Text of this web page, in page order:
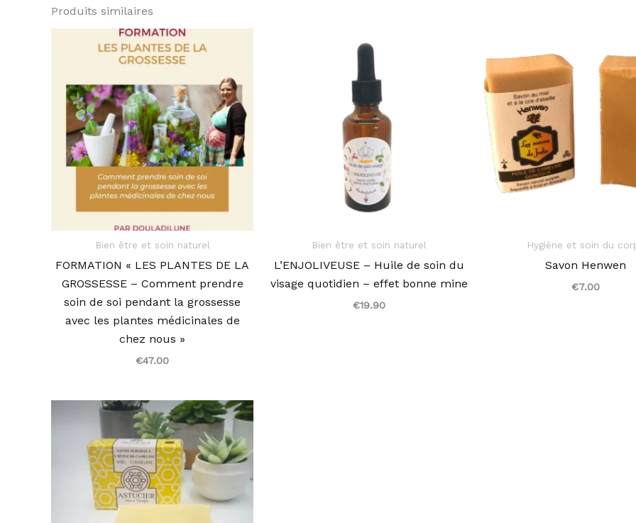
Produits similaires
Bien être et soin naturel
FORMATION « LES PLANTES DE LA
GROSSESSE – Comment prendre
soin de soi pendant la grossesse
avec les plantes médicinales de
chez nous »
€47.00
Bien être et soin naturel
L’ENJOLIVEUSE – Huile de soin du
visage quotidien – effet bonne mine
€19.90
Hygiène et soin du
Savon Henwen
€7.00